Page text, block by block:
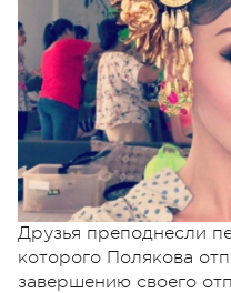
Утро для
Друзья преподнесли
которого Полякова
завершению своего